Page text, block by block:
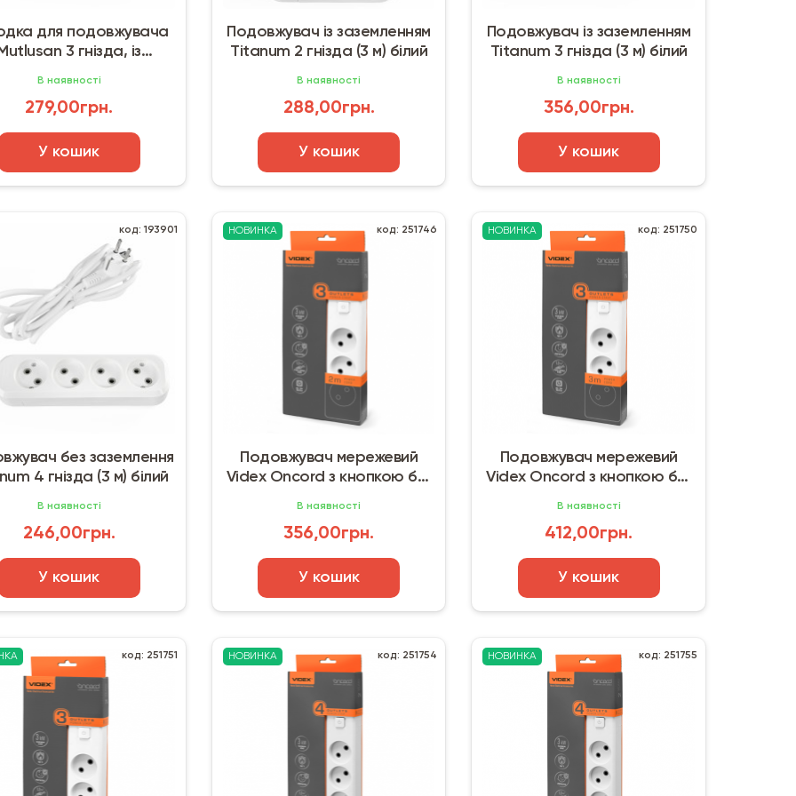
для подовжувача
3 гнізда, із
В наявності
279,00грн.
У кошик
Подовжувач із заземленням
Titanum 2 гнізда (3 м) білий
В наявності
288,00грн.
У кошик
Подовжувач із заземленням
Titanum 3 гнізда (3 м) білий
В наявності
356,00грн.
У кошик
код: 193901
без заземлення
4 гнізда (3 м) білий
В наявності
246,00грн.
У кошик
НОВИНКА код: 251746
Подовжувач мережевий
Videx Oncord з кнопкою б/з
В наявності
356,00грн.
У кошик
НОВИНКА код: 251750
Подовжувач мережевий
Videx Oncord з кнопкою б/з
В наявності
412,00грн.
У кошик
код: 251751 НОВИНКА код: 251754 НОВИНКА код: 251755